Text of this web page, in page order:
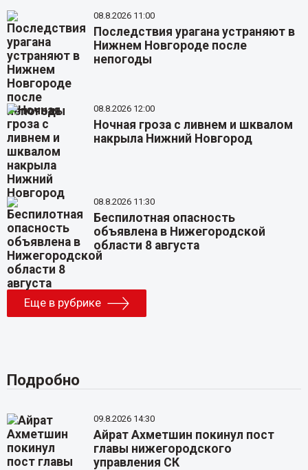
08.8.2026 11:00
Последствия урагана устраняют в
Нижнем Новгороде после
непогоды
08.8.2026 12:00
Ночная гроза с ливнем и шквалом
накрыла Нижний Новгород
08.8.2026 11:30
Беспилотная опасность
объявлена в Нижегородской
области 8 августа
Еще в рубрике
Подробно
09.8.2026 14:30
Айрат Ахметшин покинул пост
главы нижегородского
управления СК